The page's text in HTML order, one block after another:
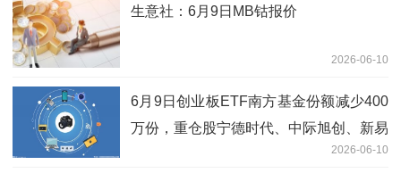
生意社：6月9日MB钴报价
2026-06-10
6月9日创业板ETF南方基金份额减少400
万份，重仓股宁德时代、中际旭创、新易
2026-06-10